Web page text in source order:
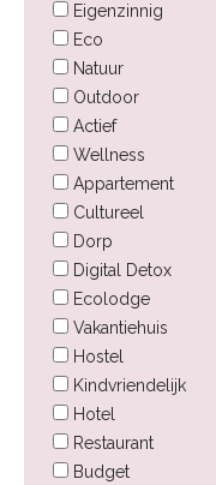
Eigenzinnig
Eco
Natuur
Outdoor
Actief
Wellness
Appartement
Cultureel
Dorp
Digital Detox
Ecolodge
Vakantiehuis
Hostel
Kindvriendelijk
Hotel
Restaurant
Budget